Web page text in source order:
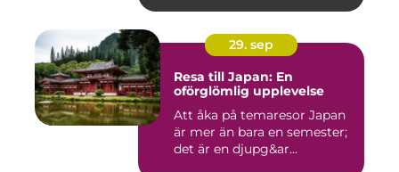
29. sep
Resa till Japan: En
oförglömlig upplevelse
Att åka på temaresor Japan
är mer än bara en semester;
det är en djupg&ar...